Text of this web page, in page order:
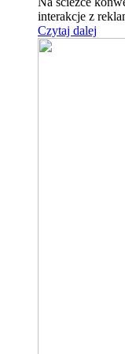
interakcje z
Czytaj dalej